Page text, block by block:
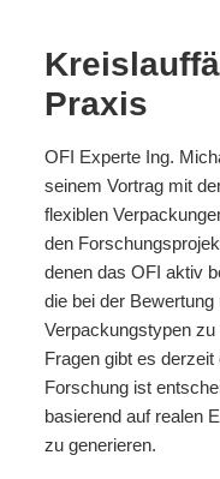
Praxis
OFI Experte Ing.
seinem Vortrag mit
flexiblen
den
denen das OFI aktiv
die bei der
Verpackungstypen
Fragen gibt es
Forschung ist
basierend auf realen
zu generieren.